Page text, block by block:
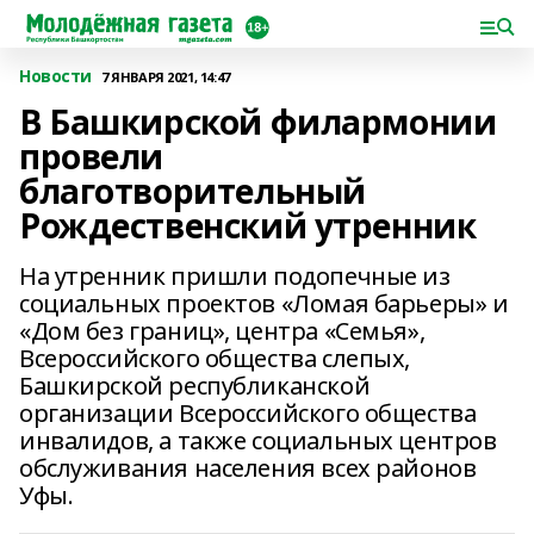
Новости 7 ЯНВАРЯ 2021, 14:47
В Башкирской филармонии
провели
благотворительный
Рождественский утренник
На утренник пришли подопечные из
социальных проектов «Ломая барьеры» и
«Дом без границ», центра «Семья»,
Всероссийского общества слепых,
Башкирской республиканской
организации Всероссийского общества
инвалидов, а также социальных центров
обслуживания населения всех районов
Уфы.